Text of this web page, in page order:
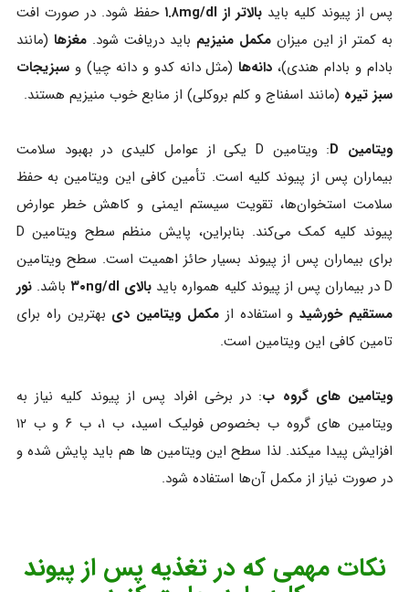
پس از پیوند کلیه باید بالاتر از ۱.۸mg/dl
حفظ شود. در صورت افت
به کمتر از این میزان مکمل منیزیم باید دریافت شود.مغزها (مانند
بادام و بادام هندی)، دانه‌ها (مثل دانه کدو و دانه چیا) وسبزیجات
سبز تیره (مانند اسفناج و کلم بروکلی) از منابع خوب منیزیم هستند.
ویتامین D
: ویتامین D یکی از عوامل کلیدی در بهبود سلامت
بیماران پس از پیوند کلیه است. تأمین کافی این ویتامین به حفظ
سلامت استخوان‌ها، تقویت سیستم ایمنی و کاهش خطر عوارض
پیوند کلیه کمک می‌کند. بنابراین، پایش منظم سطح ویتامین D
برای بیماران پس از پیوند بسیار حائز اهمیت است. سطح ویتامین
D در بیماران پس از پیوند کلیه همواره باید
بالای ۳۰ng/dl باشد.نور
مستقیم خورشیدو استفاده از مکمل ویتامین دی بهترین راه برای
تامین کافی این ویتامین است.
ویتامین های گروه ب: در برخی افراد پس از پیوند کلیه نیاز به
ویتامین های گروه ب بخصوص فولیک اسید، ب ۱، ب ۶ و ب ۱۲
افزایش پیدا میکند. لذا سطح این ویتامین ها هم باید پایش شده و
در صورت نیاز از مکمل آن‌ها استفاده شود.
نکات مهمی که در تغذیه پس از پیوند